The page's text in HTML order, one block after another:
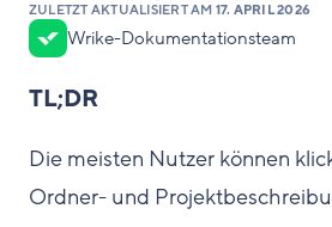
ZULETZT AKTUALISIERT AM 17. APRIL 2026
Wrike-Dokumentationsteam
TL;DR
Die meisten Nutzer können
Ordner- und